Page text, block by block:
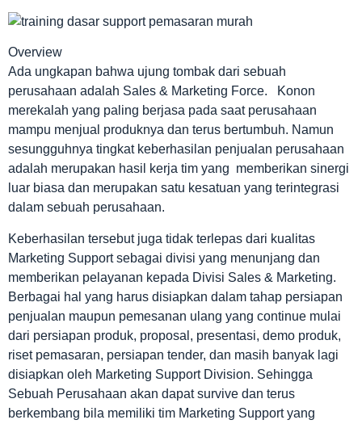
Overview
Ada ungkapan bahwa ujung tombak dari sebuah
perusahaan adalah Sales & Marketing Force. Konon
merekalah yang paling berjasa pada saat perusahaan
mampu menjual produknya dan terus bertumbuh. Namun
sesungguhnya tingkat keberhasilan penjualan perusahaan
adalah merupakan hasil kerja tim yang memberikan sinergi
luar biasa dan merupakan satu kesatuan yang terintegrasi
dalam sebuah perusahaan.
Keberhasilan tersebut juga tidak terlepas dari kualitas
Marketing Support sebagai divisi yang menunjang dan
memberikan pelayanan kepada Divisi Sales & Marketing.
Berbagai hal yang harus disiapkan dalam tahap persiapan
penjualan maupun pemesanan ulang yang continue mulai
dari persiapan produk, proposal, presentasi, demo produk,
riset pemasaran, persiapan tender, dan masih banyak lagi
disiapkan oleh Marketing Support Division. Sehingga
Sebuah Perusahaan akan dapat survive dan terus
berkembang bila memiliki tim Marketing Support yang